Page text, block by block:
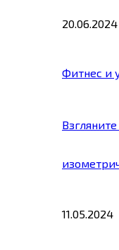
20.06.2024
Фитнес и
11.05.2024